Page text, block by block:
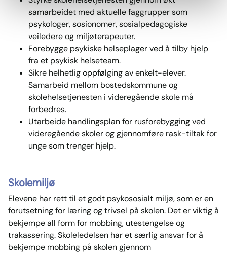
samarbeidet med aktuelle faggrupper som
psykologer, sosionomer, sosialpedagogiske
veiledere og miljøterapeuter.
Forebygge psykiske helseplager ved å tilby hjelp
fra et psykisk helseteam.
Sikre helhetlig oppfølging av enkelt-elever.
Samarbeid mellom bostedskommune og
skolehelsetjenesten i videregående skole må
forbedres.
Utarbeide handlingsplan for rusforebygging ved
videregående skoler og gjennomføre rask-tiltak for
unge som trenger hjelp.
Skolemiljø
Elevene har rett til et godt psykososialt miljø, som er en
forutsetning for læring og trivsel på skolen. Det er viktig å
bekjempe all form for mobbing, utestengelse og
trakassering. Skoleledelsen har et særlig ansvar for å
bekjempe mobbing på skolen gjennom